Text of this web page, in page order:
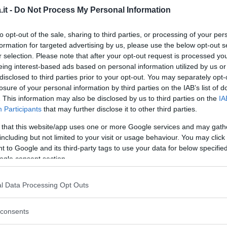
- Do Not Process My Personal Information
opt-out of the sale, sharing to third parties, or processing of your
for targeted advertising by us, please use the below opt-out
selection. Please note that after your opt-out request is processed
interest-based ads based on personal information utilized by us
to third parties prior to your opt-out. You may separately
of your personal information by third parties on the IAB’s list of
This information may also be disclosed by us to third parties on the
Participants that may further disclose it to other third parties.
that this website/app uses one or more Google services and may
but not limited to your visit or usage behaviour. You may
to Google and its third-party tags to use your data for below
consent section.
Data Processing Opt Outs
e si presta a molteplici occasioni.
, sarà perfetto. Cercatene un modello che
maglia non troppo fine, le proporzioni
la vostra figura. Se scegliete una
dalle maniche over, da arrotolare su
chi stanno bene?
a corolla, il pull dovrà essere più slim,
starà benissimo con la vostra gonna a
body. Con la vita alta l’effetto sblusato è